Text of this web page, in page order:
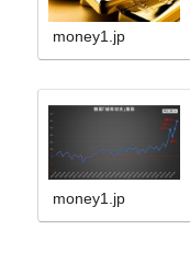
money1.jp
money1.jp